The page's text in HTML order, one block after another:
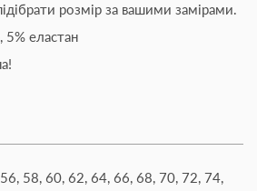
розмір за вашими замірами.
5% еластан
58, 60, 62, 64, 66, 68, 70, 72, 74,